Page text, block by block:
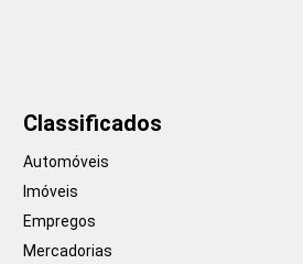
Classificados
Automóveis
Imóveis
Empregos
Mercadorias